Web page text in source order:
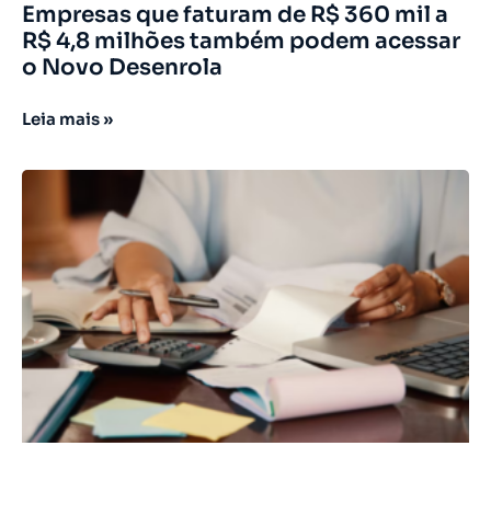
Empresas que faturam de R$ 360 mil a
R$ 4,8 milhões também podem acessar
o Novo Desenrola
Leia mais »